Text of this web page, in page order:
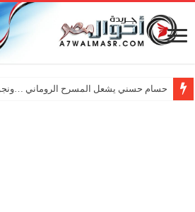
حسام حسني يشعل المسرح الروماني